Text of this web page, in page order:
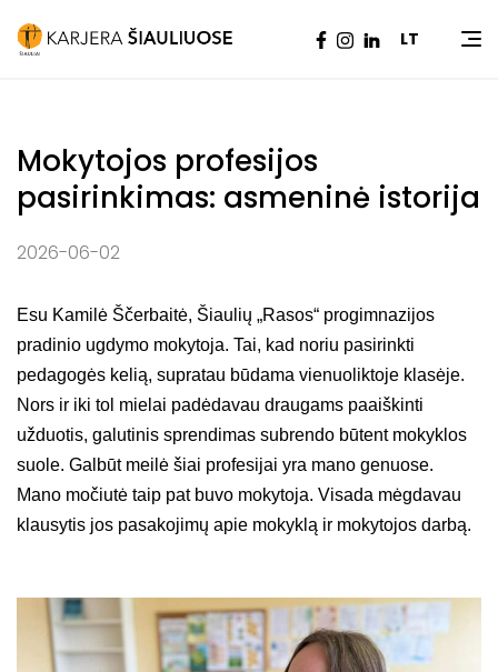
LT
Pradžia |Naujienos |Mokytojos profesijos
pasirinkimas: asmeninė istorija
Mokytojos profesijos
pasirinkimas: asmeninė istorija
2026-06-02
Esu Kamilė Ščerbaitė, Šiaulių „Rasos“ progimnazijos
pradinio ugdymo mokytoja. Tai, kad noriu pasirinkti
pedagogės kelią, supratau būdama vienuoliktoje klasėje.
Nors ir iki tol mielai padėdavau draugams paaiškinti
užduotis, galutinis sprendimas subrendo būtent mokyklos
suole. Galbūt meilė šiai profesijai yra mano genuose.
Mano močiutė taip pat buvo mokytoja. Visada mėgdavau
klausytis jos pasakojimų apie mokyklą ir mokytojos darbą.